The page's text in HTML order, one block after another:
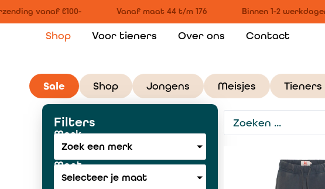
vanaf €100- Vanaf maat 44 t/m 176 Binnen 1-2
Shop Voor tieners Over ons Contact
Sale Shop Jongens Meisjes Tieners
Filters
Merk
Zoek een merk
Maat
Selecteer je maat